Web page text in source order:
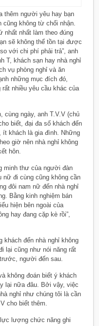
thêm người yêu hay bạn
không từ chối nhận.
nhất nhất làm theo đúng
sẽ không thể tồn tại được
với chi phí phải trả”, anh
T, khách sạn hay nhà nghỉ
vụ phòng nghỉ và ăn
những mục đích đó,
nhiều yêu cầu khác của
cùng ngày, anh T.V.V (chủ
biết, đại đa số khách đến
ít khách là gia đình. Những
giờ nên nhà nghỉ không
hôn.
minh thư của người đàn
nữ đi cùng cũng không cần
đôi nam nữ đến nhà nghỉ
Bằng kinh nghiệm bán
hiện bên ngoài của
hay đang cặp kè rồi”,
khách đến nhà nghỉ không
lại cũng như nói năng rất
người đến sau.
không đoán biết ý khách
lại nữa đâu. Bởi vậy, việc
nghỉ như chúng tôi là cần
cho biết thêm.
lượng chức năng ghi